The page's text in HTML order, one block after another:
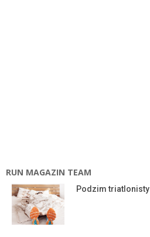
RUN MAGAZIN TEAM
Podzim triatlonisty